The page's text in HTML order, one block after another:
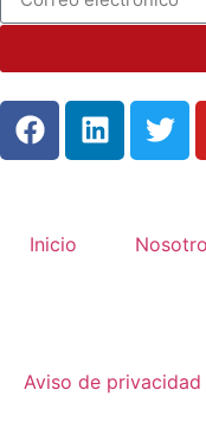
Inicio
Aviso de privacidad